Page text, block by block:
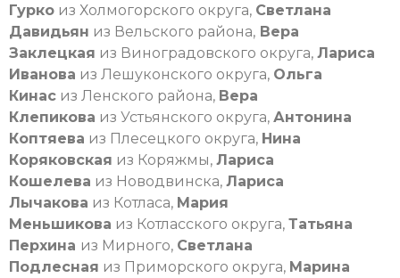
Гурко из Холмогорского округа, Светлана
Давидьян из Вельского района, Вера
Заклецкая из Виноградовского округа, Лариса
Иванова из Лешуконского округа, Ольга
Кинас из Ленского района, Вера
Клепикова из Устьянского округа, Антонина
Коптяева из Плесецкого округа, Нина
Коряковская из Коряжмы, Лариса
Кошелева из Новодвинска, Лариса
Лычакова из Котласа, Мария
Меньшикова из Котласского округа, Татьяна
Перхина из Мирного, Светлана
Подлесная из Приморского округа, Марина